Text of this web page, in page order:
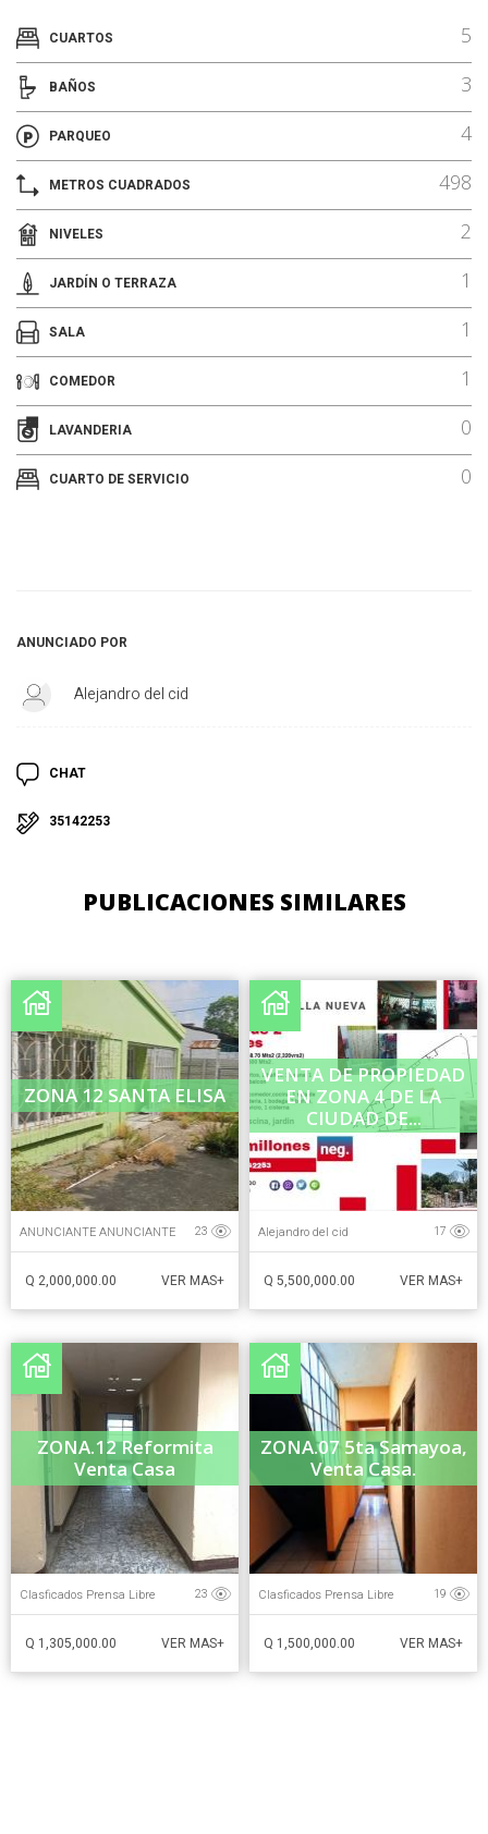
CUARTOS 5
BAÑOS 3
PARQUEO 4
METROS CUADRADOS 498
NIVELES 2
JARDÍN O TERRAZA 1
SALA 1
COMEDOR 1
LAVANDERIA 0
CUARTO DE SERVICIO 0
ANUNCIADO POR
Alejandro del cid
CHAT
35142253
PUBLICACIONES SIMILARES
ZONA 12 SANTA ELISA
ANUNCIANTE ANUNCIANTE 23
Q 2,000,000.00 VER MAS+
VENTA DE PROPIEDAD
EN ZONA 4 DE LA
CIUDAD DE...
Alejandro del cid 17
Q 5,500,000.00 VER MAS+
ZONA.12 Reformita
Venta Casa
Clasficados Prensa Libre 23
Q 1,305,000.00 VER MAS+
ZONA.07 5ta Samayoa,
Venta Casa.
Clasficados Prensa Libre 19
Q 1,500,000.00 VER MAS+